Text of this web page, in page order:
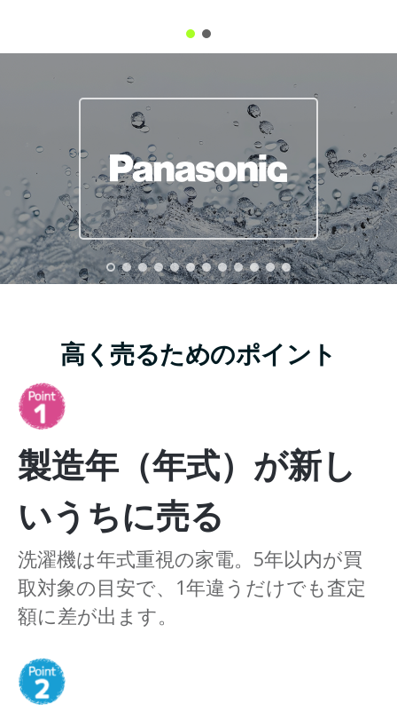
高く売るためのポイント
製造年（年式）が新し
いうちに売る
洗濯機は年式重視の家電。5年以内が買
取対象の目安で、1年違うだけでも査定
額に差が出ます。